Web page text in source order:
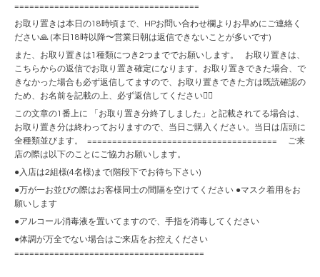
=====================================
お取り置きは本日の18時頃まで、HPお問い合わせ欄よりお早めにご連絡く
ださい🙏 (本日18時以降〜営業日朝は返信できないことが多いです)
また、お取り置きは1種類につき2つまででお願いします。 お取り置きは、
こちらからの返信でお取り置き確定になります。お取り置きできた場合、で
きなかった場合も必ず返信してますので、お取り置きできた方は既読確認の
ため、お名前を記載の上、必ず返信してください🙇‍♀️
この文章の1番上に 「お取り置き分終了しました」と記載されてる場合は、
お取り置き分は終わっておりますので、当日ご購入ください。当日は店頭に
全種類並びます。 ====================================== ご来
店の際は以下のことにご協力お願いします。
●入店は2組様(4名様)まで(階段下でお待ち下さい)
●万が一お並びの際はお客様同士の間隔を空けてください ●マスク着用をお
願いします
●アルコール消毒液を置いてますので、手指を消毒してください
●体調が万全でない場合はご来店をお控えください
======================================